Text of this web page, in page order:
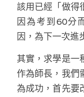
香港科技專
該用已經「做得
因為考到60分
因，為下一次進
其實，求學是一
作為師長，我們
為成功，首先要